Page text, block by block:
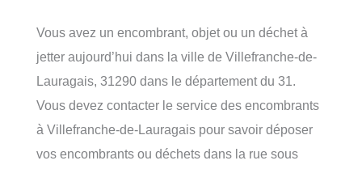
Vous avez un encombrant, objet ou un déchet à
jetter aujourd’hui dans la ville de Villefranche-de-
Lauragais, 31290 dans le département du 31.
Vous devez contacter le service des encombrants
à Villefranche-de-Lauragais pour savoir déposer
vos encombrants ou déchets dans la rue sous